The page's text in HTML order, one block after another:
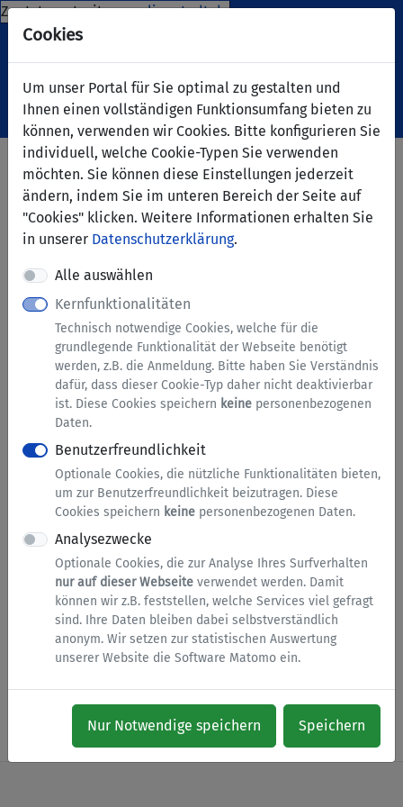
Cookies
Um unser Portal für Sie optimal zu gestalten und
Ihnen einen vollständigen Funktionsumfang bieten zu
können, verwenden wir Cookies. Bitte konfigurieren Sie
individuell, welche Cookie-Typen Sie verwenden
möchten. Sie können diese Einstellungen jederzeit
ändern, indem Sie im unteren Bereich der Seite auf
"Cookies" klicken. Weitere Informationen erhalten Sie
in unserer Datenschutzerklärung.
Alle auswählen
Kernfunktionalitäten
Technisch notwendige Cookies, welche für die
grundlegende Funktionalität der Webseite benötigt
werden, z.B. die Anmeldung. Bitte haben Sie Verständnis
dafür, dass dieser Cookie-Typ daher nicht deaktivierbar
ist. Diese Cookies speichern keine personenbezogenen
Daten.
Benutzerfreundlichkeit
Optionale Cookies, die nützliche Funktionalitäten bieten,
um zur Benutzerfreundlichkeit beizutragen. Diese
Cookies speichern keine personenbezogenen Daten.
Analysezwecke
Optionale Cookies, die zur Analyse Ihres Surfverhalten
nur auf dieser Webseite verwendet werden. Damit
können wir z.B. feststellen, welche Services viel gefragt
sind. Ihre Daten bleiben dabei selbstverständlich
anonym. Wir setzen zur statistischen Auswertung
unserer Website die Software Matomo ein.
Nur Notwendige speichern Speichern
Zur Internetseitewww.lippstadt.de
Navigation ein-/ausblenden
Menü
Urkunden - Anforderung von
Urkunden aus dem
Sterberegister
Anmeldung erforderlich
Dieser Dienst steht ausschließlich natürlichen
Personen zur Verfügung. Bitte melden Sie sich mit
einem zentralen Nutzerkonto (BundID) an.
Hinweise zu diesem Service
Anforderung von Urkunden aus
dem Sterberegister mit anschließender Online-
Bezahlmöglichkeit.
Informationen zur Dienstleistung
Heiraten, Geburten und Sterbefälle
Weitere Informationen finden Sie hier
Zur Anmeldung (siehe Hinweise)